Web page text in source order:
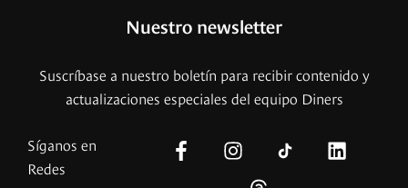
Nuestro newsletter
Suscríbase a nuestro boletín para recibir contenido y
actualizaciones especiales del equipo Diners
Síganos en
Redes